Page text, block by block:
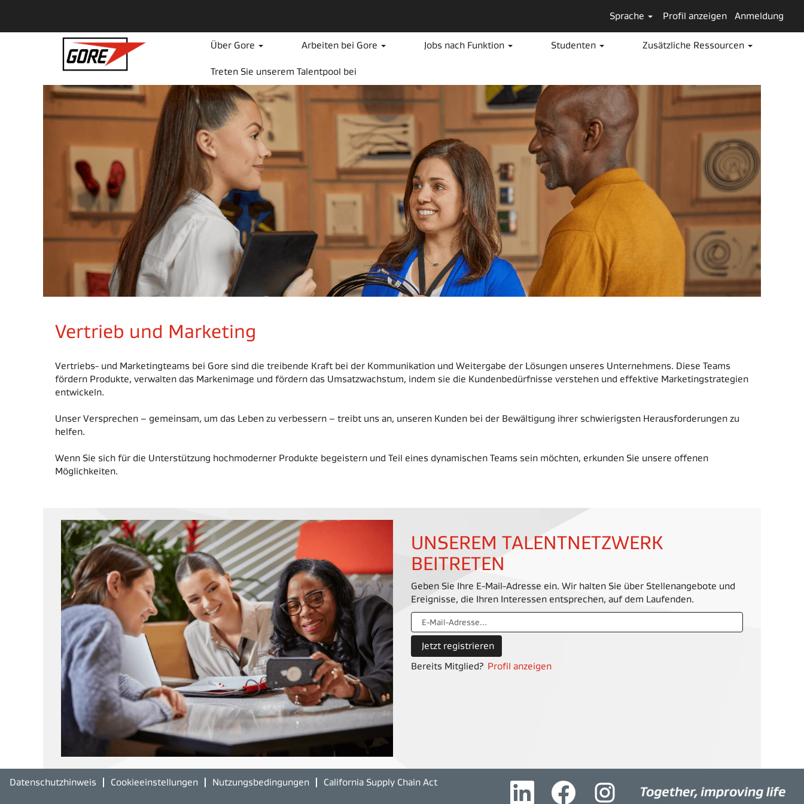
Sprache Profil anzeigen Anmeldung
Über Gore Arbeiten bei Gore Jobs nach Funktion Studenten Zusätzliche Ressourcen
Treten Sie unserem Talentpool bei
Vertrieb und Marketing
Vertriebs- und Marketingteams bei Gore sind die treibende Kraft bei der Kommunikation und Weitergabe der Lösungen unseres Unternehmens. Diese Teams
fördern Produkte, verwalten das Markenimage und fördern das Umsatzwachstum, indem sie die Kundenbedürfnisse verstehen und effektive Marketingstrategien
entwickeln.
Unser Versprechen – gemeinsam, um das Leben zu verbessern – treibt uns an, unseren Kunden bei der Bewältigung ihrer schwierigsten Herausforderungen zu
helfen.
Wenn Sie sich für die Unterstützung hochmoderner Produkte begeistern und Teil eines dynamischen Teams sein möchten, erkunden Sie unsere offenen
Möglichkeiten.
UNSEREM TALENTNETZWERK
BEITRETEN
Geben Sie Ihre E-Mail-Adresse ein. Wir halten Sie über Stellenangebote und
Ereignisse, die Ihren Interessen entsprechen, auf dem Laufenden.
Bereits Mitglied? Profil anzeigen
Datenschutzhinweis Cookieeinstellungen Nutzungsbedingungen California Supply Chain Act
W
r
W
W